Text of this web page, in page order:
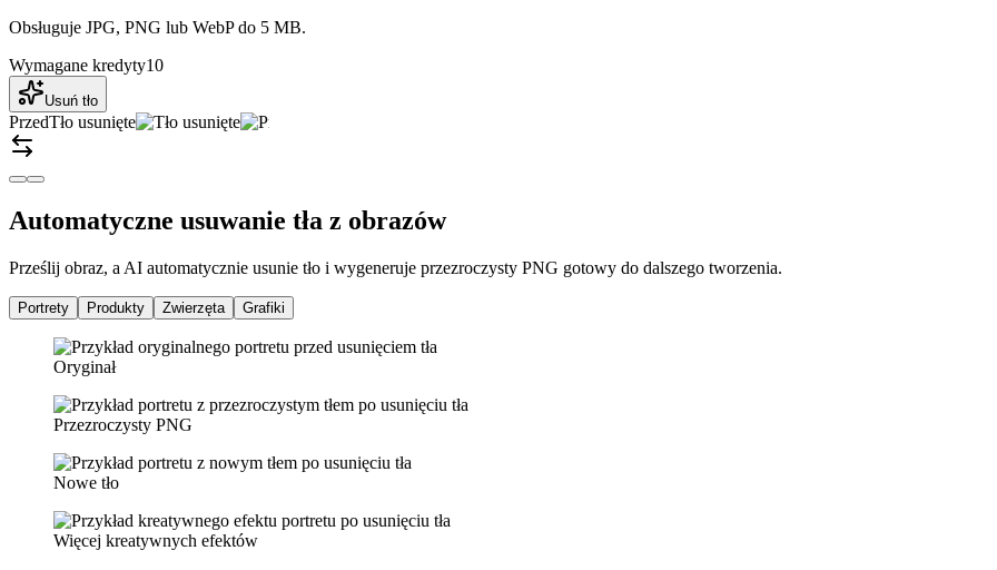
Obsługuje JPG, PNG lub WebP do 5 MB.
Wymagane kredyty10
Usuń tło
PrzedTło usunięte
Automatyczne usuwanie tła z obrazów
Prześlij obraz, a AI automatycznie usunie tło i wygeneruje przezroczysty PNG gotowy do dalszego tworzenia.
Portrety Produkty Zwierzęta Grafiki
Oryginał
Przezroczysty PNG
Nowe tło
Więcej kreatywnych efektów